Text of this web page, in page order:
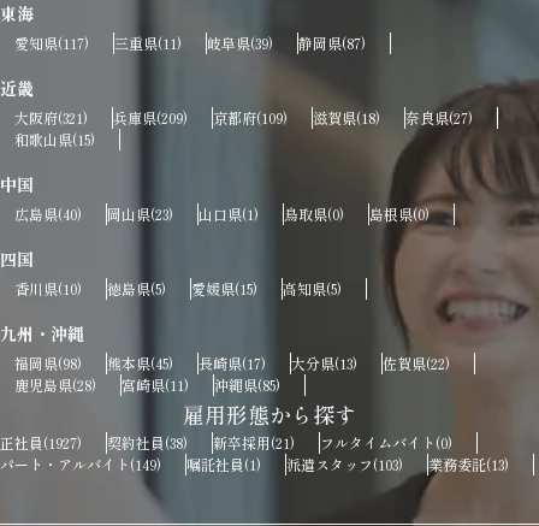
東海
愛知県(117) 三重県(11) 岐阜県(39) 静岡県(87)
近畿
大阪府(321) 兵庫県(209) 京都府(109) 滋賀県(18) 奈良県(27)
和歌山県(15)
中国
広島県(40) 岡山県(23) 山口県(1) 鳥取県(0) 島根県(0)
四国
香川県(10) 徳島県(5) 愛媛県(15) 高知県(5)
九州・沖縄
福岡県(98) 熊本県(45) 長崎県(17) 大分県(13) 佐賀県(22)
鹿児島県(28) 宮崎県(11) 沖縄県(85)
雇用形態から探す
正社員(1927) 契約社員(38) 新卒採用(21) フルタイムバイト (0)
パート・アルバイト (149) 嘱託社員(1) 派遣スタッフ(103) 業務委託(13)